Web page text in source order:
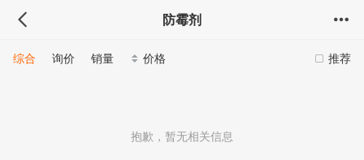
防霉剂
推荐
综合 询价 销量 价格
抱歉，暂无相关信息